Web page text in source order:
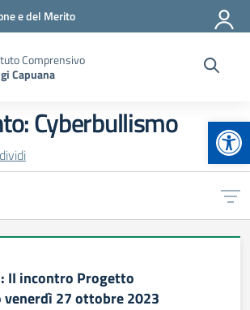
e del Merito
Comprensivo
Capuana
Cyberbullismo
II incontro Progetto
27 ottobre 2023